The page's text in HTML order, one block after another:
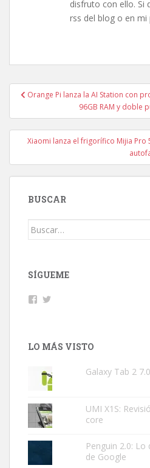
disfruto con ello. Si
rss del blog o en mi
Navegación
entradas
Orange Pi lanza la AI Station con
96GB RAM y doble
Xiaomi lanza el frigorífico Mijia
BUSCAR
Buscar:
SÍGUEME
Facebook
LO MÁS VISTO
Galaxy Tab 2
UMI X1S:
core
Penguin 2.0:
de Google